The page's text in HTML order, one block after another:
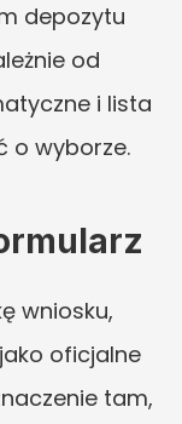
depozytu
od
i lista
o wyborze.
wniosku,
oficjalne
tam,